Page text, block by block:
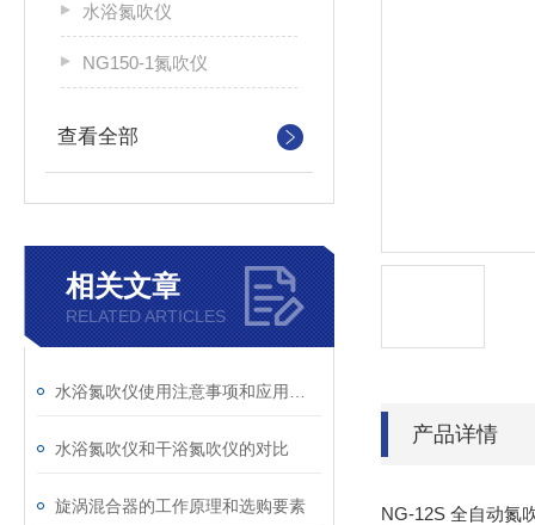
水浴氮吹仪
NG150-1氮吹仪
查看全部
相关文章
RELATED ARTICLES
水浴氮吹仪和干浴氮吹仪的对比
旋涡混合器的工作原理和选购要素
产品详情
NG-12S 全自动氮